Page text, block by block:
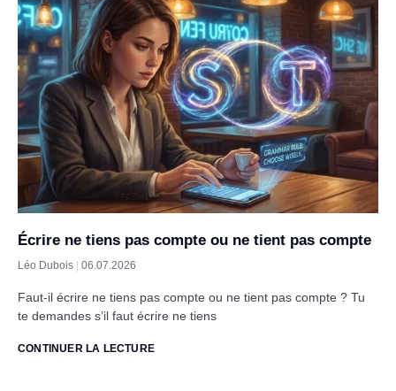
Écrire ne tiens pas compte ou ne tient pas compte
Léo Dubois 06.07.2026
Faut-il écrire ne tiens pas compte ou ne tient pas compte ? Tu
te demandes s’il faut écrire ne tiens
CONTINUER LA LECTURE